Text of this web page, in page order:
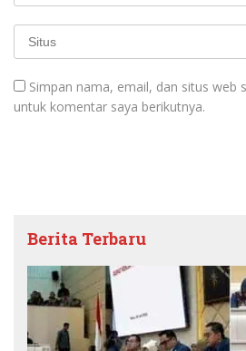
Simpan nama, email, dan situs web
untuk komentar saya berikutnya.
Berita Terbaru